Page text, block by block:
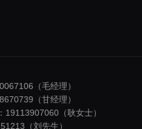
（毛经理）
（甘经理）
19113907060（耿女士）
（刘先生）